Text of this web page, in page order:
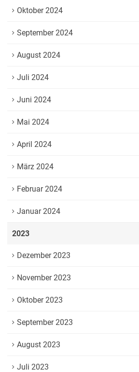
Oktober 2024
September 2024
August 2024
Juli 2024
Juni 2024
Mai 2024
April 2024
März 2024
Februar 2024
Januar 2024
2023
Dezember 2023
November 2023
Oktober 2023
September 2023
August 2023
Juli 2023